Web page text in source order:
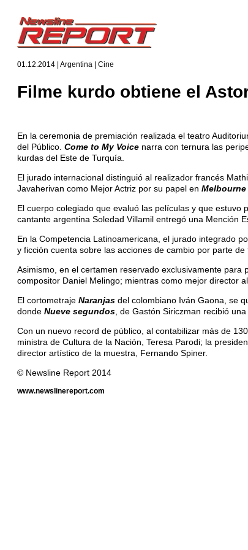
01.12.2014 | Argentina | Cine
Filme kurdo obtiene el
En la ceremonia de premiación realizada el teatro
del Público. Come to My Voice narra con ternura las
kurdas del Este de Turquía.
El jurado internacional distinguió al realizador francés
Javaherivan como Mejor Actriz por su papel en Melbourne
El cuerpo colegiado que evaluó las películas y que
cantante argentina Soledad Villamil entregó una Mención
En la Competencia Latinoamericana, el jurado integrado
y ficción cuenta sobre las acciones de cambio por parte
Asimismo, en el certamen reservado exclusivamente
compositor Daniel Melingo; mientras como mejor director
El cortometraje Naranjas del colombiano Iván Gaona, se
donde Nueve segundos , de Gastón Siriczman recibió
Con un nuevo record de público, al contabilizar más de
ministra de Cultura de la Nación, Teresa Parodi; la
director artístico de la muestra, Fernando Spiner.
© Newsline Report 2014
www.newslinereport.com